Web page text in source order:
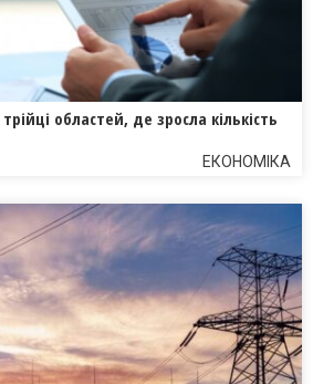
областей, де зросла кількість
ЕКОНОМІКА